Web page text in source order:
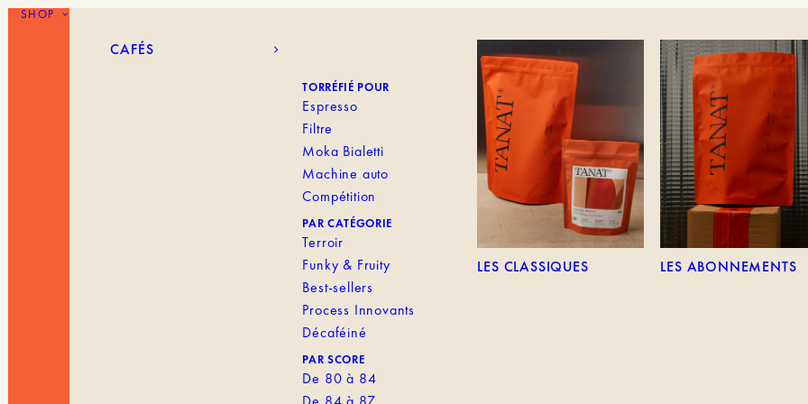
SHOP
CAFÉS
TORRÉFIÉ POUR
Espresso
Filtre
Moka Bialetti
Machine auto
Compétition
PAR CATÉGORIE
Terroir
Funky & Fruity
Best-sellers
Process Innovants
Décaféiné
PAR SCORE
De 80 à 84
LES CLASSIQUES LES ABONNEMENTS